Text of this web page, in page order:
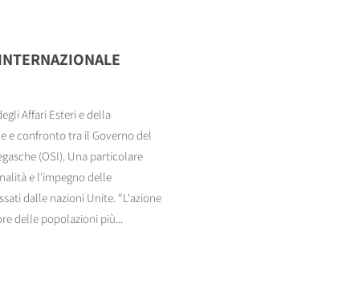
Affari Esteri e della
e confronto tra il Governo del
(OSI). Una particolare
e l'impegno delle
dalle nazioni Unite. “L'azione
delle popolazioni più...